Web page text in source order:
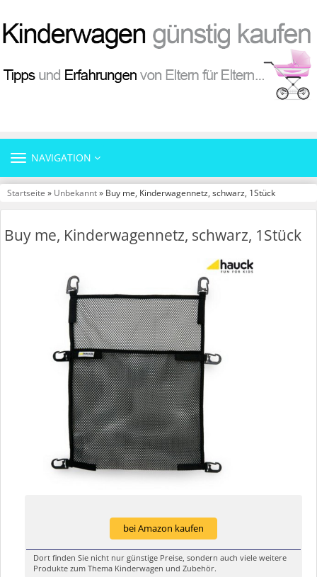
TOGGLE
NAVIGATION
Startseite » Unbekannt» Buy me, Kinderwagennetz, schwarz, 1Stück
Buy me, Kinderwagennetz, schwarz, 1Stück
bei Amazon kaufen
Dort finden Sie nicht nur günstige Preise, sondern auch viele weitere
Produkte zum Thema Kinderwagen und Zubehör.